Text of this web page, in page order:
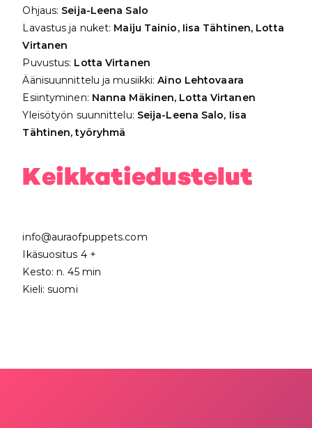
Ohjaus: Seija-Leena Salo
Lavastus ja nuket: Maiju Tainio, Iisa Tähtinen, Lotta
Virtanen
Puvustus: Lotta Virtanen
Äänisuunnittelu ja musiikki:Aino Lehtovaara
Esiintyminen: Nanna Mäkinen, Lotta Virtanen
Yleisötyön suunnittelu: Seija-Leena Salo, Iisa
Tähtinen, työryhmä
Keikkatiedustelut
info@auraofpuppets.com
Ikäsuositus 4 +
Kesto: n. 45 min
Kieli: suomi